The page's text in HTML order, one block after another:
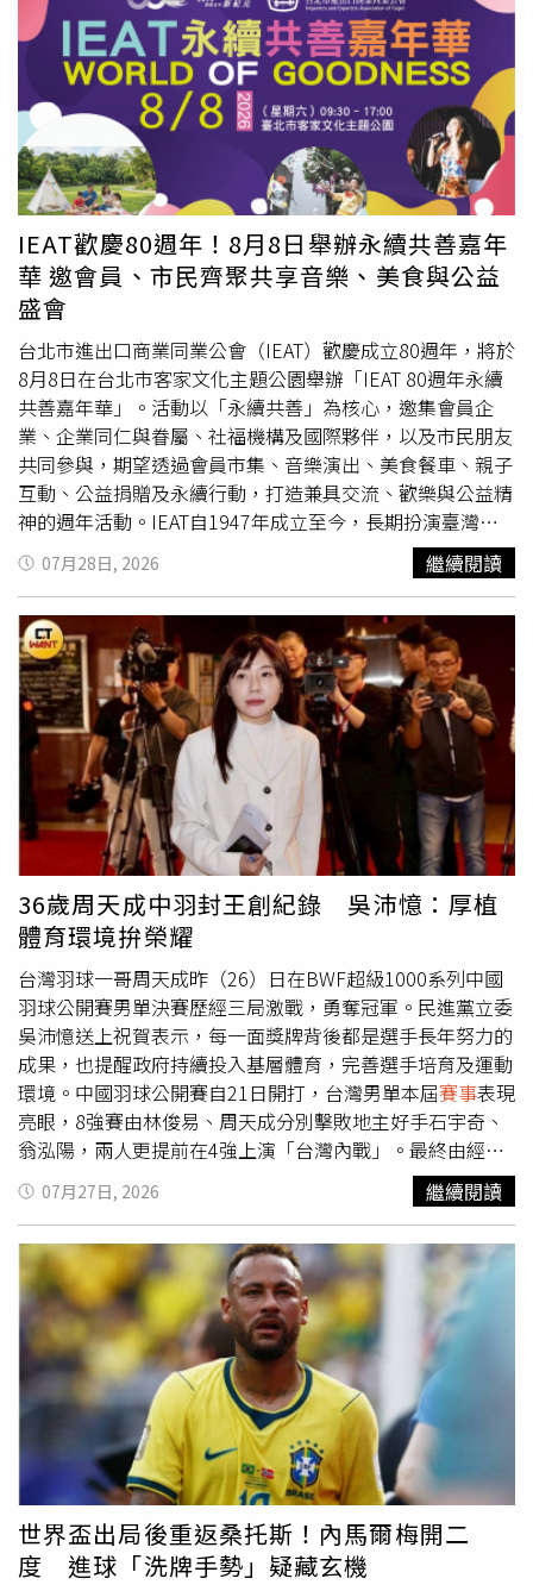
遭挪威淘汰後所發表的言論。當時內馬爾替補上陣，並在傷
停補時階段罰進1記12碼罰球。賽後他在接受巴西媒體
《ge》採訪時暗示，自己的國家隊生涯已經結束，「我努力
過了，我真的努力過了。我從這裡開始，現在，一切也在這
裡結束。」內馬爾在森巴軍團「爆冷門出局」後情緒明顯失
落。這場敗仗不僅創下巴西自1990年以來最早在世界盃止
步的紀錄，也讓這支5屆世界盃冠軍得主，繼續與刷新隊史
紀錄的第6座獎盃擦身而過。報導補充，曾參加4屆世界盃的
內馬爾，其16年國家隊生涯共代表巴西出賽130場，攻進80
球、送出58次助攻，並經歷嚴重的左膝前十字韌帶和半月板
撕裂傷。雖然他在俱樂部層級先後效力於桑托斯、巴塞隆納
（Barcelona）及巴黎聖日耳曼（Paris Saint-Germain），
締造輝煌的職業生涯，但在巴西國家隊成年隊層級僅贏得1
座重要冠軍，即2013年的洲際國家盃（FIFA
Confederations Cup）。值得注意的是，內馬爾發表上述言
論的同一天，唯一5奪歐冠、6度打入決賽的義大利總教練安
切洛蒂（Carlo Ancelotti）也重新開始執教巴西國家隊。安
切洛蒂當天在里約熱內盧（Rio de Janeiro）的巴西足協總
部與國家隊部門會面，並制定了即將到來的比賽計劃。他告
訴巴西足球協會（CBF）：「我們將開始組建1支新隊伍，
考察和試訓年輕球員，但不會放棄一些參加過世界盃，並且
仍然能為國家隊做出很多貢獻的球員。」
IEAT歡慶80週年！8月8日舉辦永續共善嘉年
華 邀會員、市民齊聚共享音樂、美食與公益
盛會
台北市進出口商業同業公會（IEAT）歡慶成立80週年，將於
8月8日在台北市客家文化主題公園舉辦「IEAT 80週年永續
共善嘉年華」。活動以「永續共善」為核心，邀集會員企
業、企業同仁與眷屬、社福機構及國際夥伴，以及市民朋友
共同參與，期望透過會員市集、音樂演出、美食餐車、親子
互動、公益捐贈及永續行動，打造兼具交流、歡樂與公益精
神的週年活動。IEAT自1947年成立至今，長期扮演臺灣企
業拓展國際市場的重要橋梁，目前擁有約6,700家會員企
業。80年來，持續陪伴臺灣產業走向世界，並為經濟發展與
社會進步貢獻力量。IEAT表示，今年首度以大型戶外嘉年華
形式慶祝創會周年，希望提供會員企業及其家人一個放鬆交
流的平台，在輕鬆愉快的氛圍中凝聚彼此情誼。活動規劃六
大亮點，其中「會員市集．美食饗宴」匯聚近40個特色攤
位，包含會員品牌、異國料理及人氣餐車，讓民眾一次品味
多元美食，也感受貿易產業與生活的緊密連結。舞台節目則
由曾代表臺灣參與國際
賽事
的HRC KIDS揭開序幕，並邀請
法式香頌樂團、原民創作歌手等接力演出，帶來融合異國文
化與夏日氛圍的精彩表演。此外，也安排瓷器拼貼藝術體
驗，在專業老師帶領下創作專屬瓷盤及馬克杯，留下80週年
的美好回憶。現場另規劃夢幻泡泡、氣球互動、布袋球挑戰
等親子活動，以及波希米亞風野餐與拍照區，同時提供寵物
友善空間，歡迎會員攜家帶眷及毛小孩共享歡樂時光。民眾
也可參加集章、打卡及抽獎活動，增添互動樂趣。「IEAT
80週年永續共善嘉年華」將於8月8日上午9時30分至下午5
時於台北市客家文化主題公園舉行，誠摯邀請會員企業、同
仁、家屬及各界民眾一同參與，在音樂、美食與歡笑中，共
同見證IEAT 80週年的重要時刻。活動資訊 • 活動名稱：
IEAT 80週年永續共善嘉年華 • 活動日期：2026年8月8日
(六) • 入場時間：上午9時30分~下午5時 • 活動地點：台
北市客家文化主題公園（台北市中正區汀州路三段2號） •
交通方式：捷運松山新店線「台電大樓站」5號出口，步行
約4分鐘 • 活動專線：02-2581-3521分機455（蔡先生）
• 活動網站：
https://www.ieatpe.org.tw/ch/80th/carnival.html
07月28日, 2026 繼續閱讀
36歲周天成中羽封王創紀錄 吳沛憶：厚植
體育環境拚榮耀
台灣羽球一哥周天成昨（26）日在BWF超級1000系列中國
羽球公開賽男單決賽歷經三局激戰，勇奪冠軍。民進黨立委
吳沛憶送上祝賀表示，每一面獎牌背後都是選手長年努力的
成果，也提醒政府持續投入基層體育，完善選手培育及運動
環境。中國羽球公開賽自21日開打，台灣男單本屆賽事表現
亮眼，8強賽由林俊易、周天成分別擊敗地主好手石宇奇、
翁泓陽，兩人更提前在4強上演「台灣內戰」。最終由經驗
老道的周天成勝出，並在決賽歷經三局激戰，以頑強意志力
擊敗法國好手波波夫（Toma Junior Popov）成功登頂。值
得注意的是，本次中國公開賽是周天成繼續刷新自己所保持
的紀錄，以36歲又199天成為史上最年長的BWF超級1000
系列男單冠軍，再次寫下台灣羽球新頁。吳沛憶恭賀周天成
奪得冠軍，再次為台灣羽球寫下精彩一頁。她表示，感謝周
天成始終奮戰不懈，展現運動員強大的意志力。吳沛憶指
出，每一面獎牌背後都是選手長年努力的成果，也提醒政府
持續投入基層體育、完善選手培育及運動環境，讓更多台灣
選手站上國際舞台發光發熱，並再次恭喜周天成勇奪冠軍。
07月27日, 2026 繼續閱讀
世界盃出局後重返桑托斯！內馬爾梅開二
度 進球「洗牌手勢」疑藏玄機